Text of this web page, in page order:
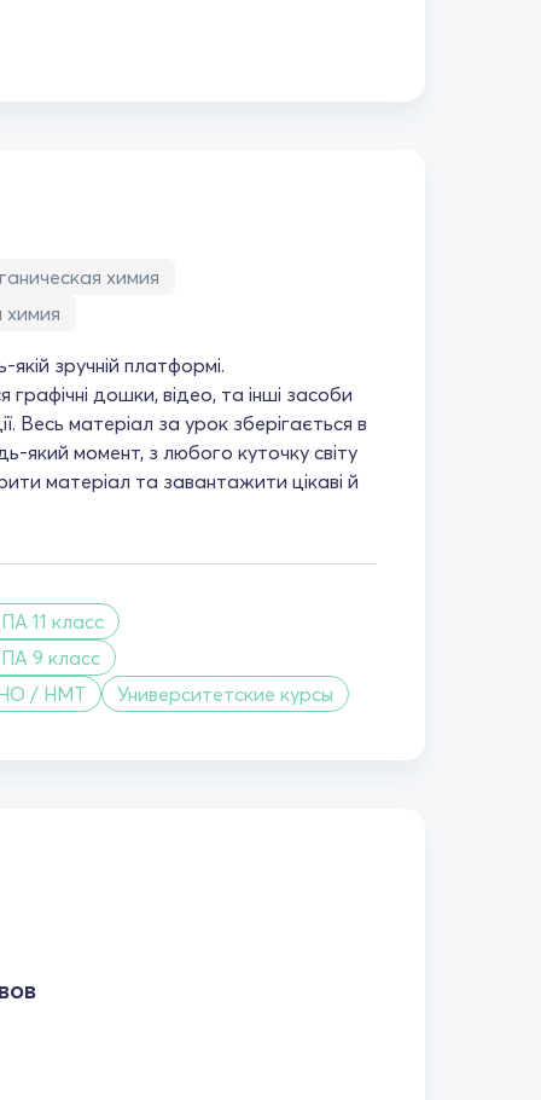
химия
химия
зручній платформі.
дошки, відео, та інші засоби
Весь матеріал за урок зберігається в
який момент, з любого куточку світу
матеріал та завантажити цікаві й
11 класс
9 класс
/ НМТ
Университетские курсы